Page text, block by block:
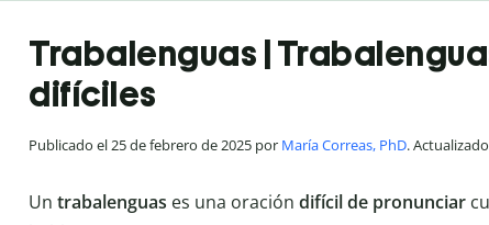
Trabalenguas |
difíciles
Publicado el 25 de febrero de 2025 por María Correas, PhD.
Un trabalenguas es una oración difícil de pronunciar